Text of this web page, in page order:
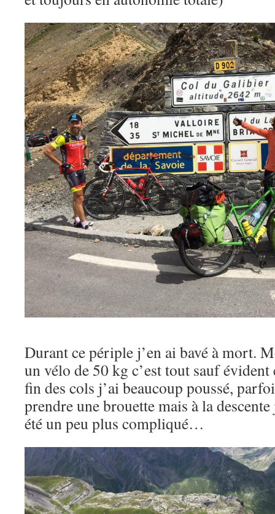
Durant ce périple j’en ai bavé à mort.
un vélo de 50 kg c’est tout sauf
fin des cols j’ai beaucoup poussé,
prendre une brouette mais à la
été un peu plus compliqué…